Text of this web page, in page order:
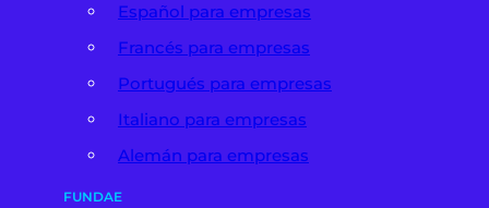
Español para empresas
Francés para empresas
Portugués para empresas
Italiano para empresas
Alemán para empresas
FUNDAE